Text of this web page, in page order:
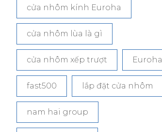
cửa nhôm kính Euroha
cửa nhôm lùa là gì
cửa nhôm xếp trượt Euroha
fast500 lắp đặt cửa nhôm
nam hai group